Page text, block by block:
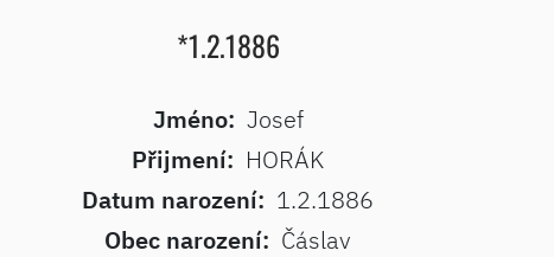
*1.2.1886
Jméno: Josef
Přijmení: HORÁK
Datum narození: 1.2.1886
Obec narození: Čáslav